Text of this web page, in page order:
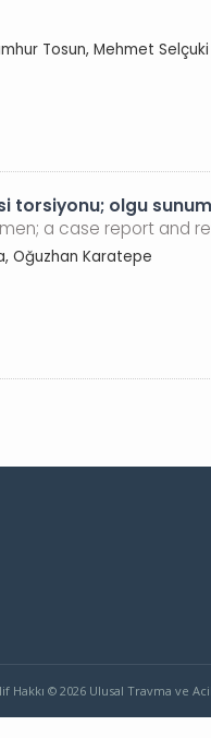
Tosun, Mehmet Selçuki
torsiyonu; olgu
a case report and
Oğuzhan Karatepe
Hakkı © 2026 Ulusal Travma ve